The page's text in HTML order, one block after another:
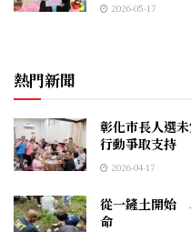
2026-05-17
熱門新聞
彰化市長人選
行動爭取支持
2026-04-17
從一鏟土開始
命